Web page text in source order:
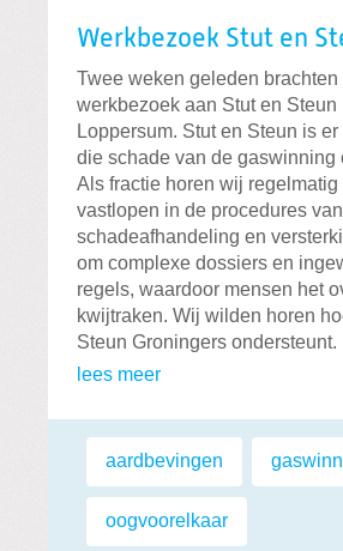
Werkbezoek Stut en
Twee weken geleden brachten
werkbezoek aan Stut en Steun
Loppersum. Stut en Steun is
die schade van de gaswinning
Als fractie horen wij regelmatig
vastlopen in de procedures van
schadeafhandeling en
om complexe dossiers en
regels, waardoor mensen het
kwijtraken. Wij wilden horen
Steun Groningers ondersteunt.
lees meer
Labels:
aardbevingen
oogvoorelkaar